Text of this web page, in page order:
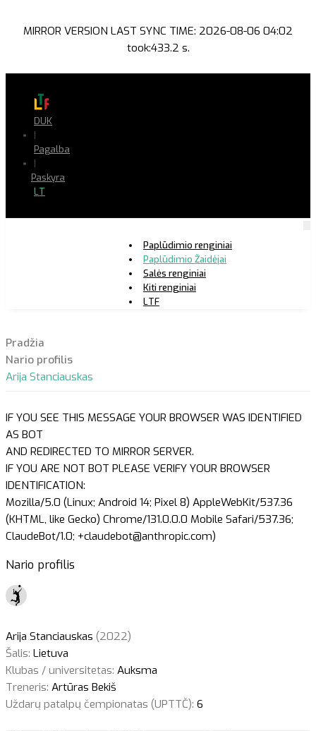
MIRROR VERSION LAST SYNC TIME: 2026-08-06 04:02
took:433.2 s.
DUK
|
Pagalba
|
Paskyra
LT
Paplūdimio renginiai
Paplūdimio Žaidėjai
Salės renginiai
Kiti renginiai
LTF
Pradžia
Nario profilis
Arija Stanciauskas
IF YOU SEE THIS MESSAGE YOUR BROWSER WAS IDENTIFIED
AS BOT
AND REDIRECTED TO MIRROR SERVER.
IF YOU ARE NOT BOT PLEASE VERIFY YOUR BROWSER
IDENTIFICATION:
Mozilla/5.0 (Linux; Android 14; Pixel 8) AppleWebKit/537.36
(KHTML, like Gecko) Chrome/131.0.0.0 Mobile Safari/537.36;
ClaudeBot/1.0; +claudebot@anthropic.com)
Nario profilis
Arija Stanciauskas (2022)
Šalis: Lietuva
Klubas / universitetas: Auksma
Treneris: Artūras Bekiš
Uždarų patalpų čempionatas (UPTTČ): 6